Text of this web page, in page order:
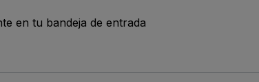
en tu bandeja de entrada